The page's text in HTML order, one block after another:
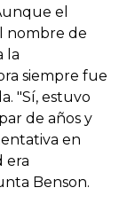
el
nombre de
la
siempre fue
"Sí, estuvo
de años y
en
era
Benson.